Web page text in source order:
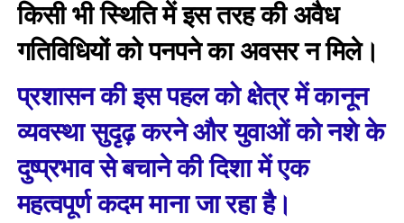
किसी भी स्थिति में इस तरह की अवैध
गतिविधियों को पनपने का अवसर न मिले।
प्रशासन की इस पहल को क्षेत्र में कानून
व्यवस्था सुदृढ़ करने और युवाओं को नशे के
दुष्प्रभाव से बचाने की दिशा में एक
महत्वपूर्ण कदम माना जा रहा है।